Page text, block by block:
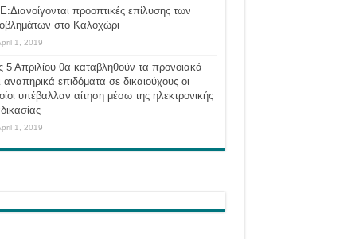
προοπτικές επίλυσης των
στο Καλοχώρι
1, 2019
5 Απριλίου θα καταβληθούν τα προνοιακά
αναπηρικά επιδόματα σε δικαιούχους οι
υπέβαλλαν αίτηση μέσω της ηλεκτρονικής
1, 2019